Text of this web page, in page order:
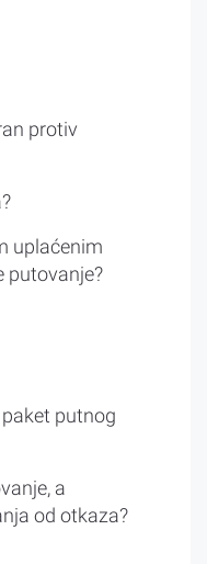
protiv
uplaćenim
putovanje?
putnog
a
od otkaza?